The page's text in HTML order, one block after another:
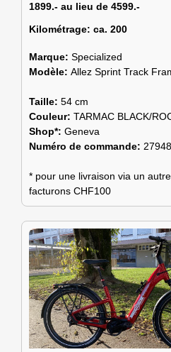
1899.- au lieu de 4599.-
Kilométrage: ca. 200
Marque: Specialized
Modèle: Allez Sprint Track
Taille: 54 cm
Couleur: TARMAC BLACK/
Shop*: Geneva
Numéro de commande:
* pour une livraison via un
facturons CHF100